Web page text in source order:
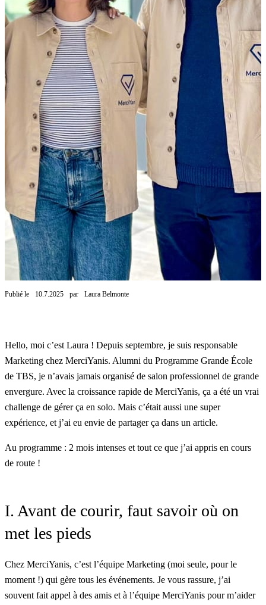
Publié le 10.7.2025 par Laura Belmonte
Hello, moi c’est Laura ! Depuis septembre, je suis responsable
Marketing chez MerciYanis. Alumni du Programme Grande École
de TBS, je n’avais jamais organisé de salon professionnel de grande
envergure. Avec la croissance rapide de MerciYanis, ça a été un vrai
challenge de gérer ça en solo. Mais c’était aussi une super
expérience, et j’ai eu envie de partager ça dans un article.
Au programme : 2 mois intenses et tout ce que j’ai appris en cours
de route !
I. Avant de courir, faut savoir où on
met les pieds
Chez MerciYanis, c’est l’équipe Marketing (moi seule, pour le
moment !) qui gère tous les événements. Je vous rassure, j’ai
souvent fait appel à des amis et à l’équipe MerciYanis pour m’aider